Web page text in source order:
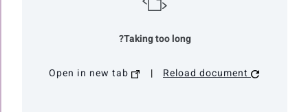
Taking too long?
Reload document
|